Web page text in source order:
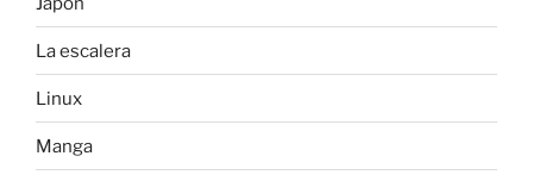
La escalera
Linux
Manga